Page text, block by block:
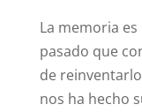
La memoria
pasado que
de
nos ha hecho